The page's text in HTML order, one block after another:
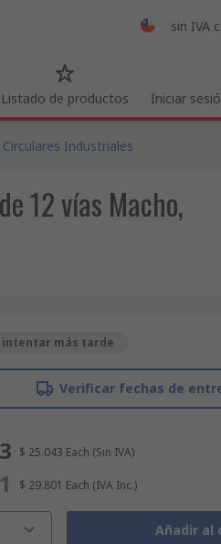
sin IVA
Listado de productos Iniciar
Industriales
12 vías Macho,
intentar más tarde
Verificar fechas de
$ 25.043 Each (Sin IVA)
$ 29.801 Each (IVA Inc.)
Añadir al